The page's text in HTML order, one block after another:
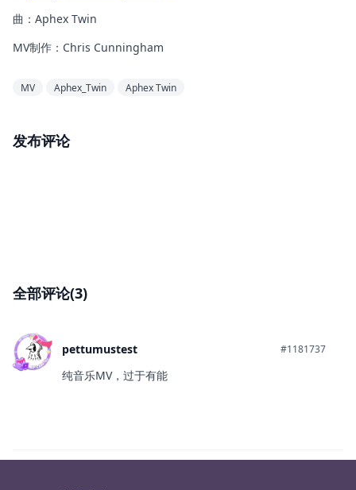
曲：Aphex Twin
MV制作：Chris Cunningham
MV Aphex_Twin Aphex Twin
发布评论
全部评论(3)
pettumustest #1181737
纯音乐MV，过于有能